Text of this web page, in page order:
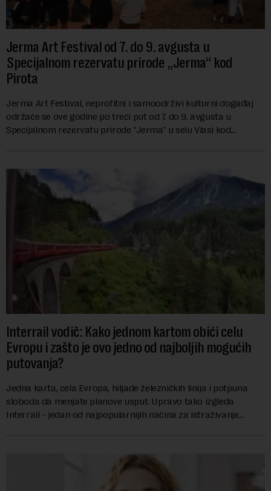
Jerma Art Festival od 7. do 9. avgusta u
Specijalnom rezervatu prirode „Jerma“ kod
Pirota
Jerma Art Festival, neprofitni i samoodrživi kulturni događaj
održaće se ove godine po treći put od 7. do 9. avgusta u
Specijalnom rezervatu prirode "Jerma" u selu Vlasi kod
Interrail vodič: Kako jednom kartom obići celu
Evropu i zašto je ovo jedno od najboljih mogućih
putovanja?
Jedna karta, cela Evropa, hiljade železničkih linija i potpuna
sloboda da menjate planove usput. Upravo tako izgleda
Interrail - jedan od najpopularnijih načina za istraživanje